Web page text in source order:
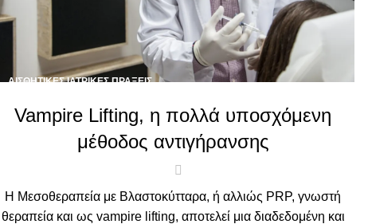
ΑΙΣΘΗΤΙΚΈΣ ΙΑΤΡΙΚΈΣ ΠΡΆΞΕΙΣ
Vampire Lifting, η πολλά υποσχόμενη
μέθοδος αντιγήρανσης
Η Μεσοθεραπεία με Βλαστοκύτταρα, ή αλλιώς PRP, γνωστή
θεραπεία και ως vampire lifting, αποτελεί μια διαδεδομένη και